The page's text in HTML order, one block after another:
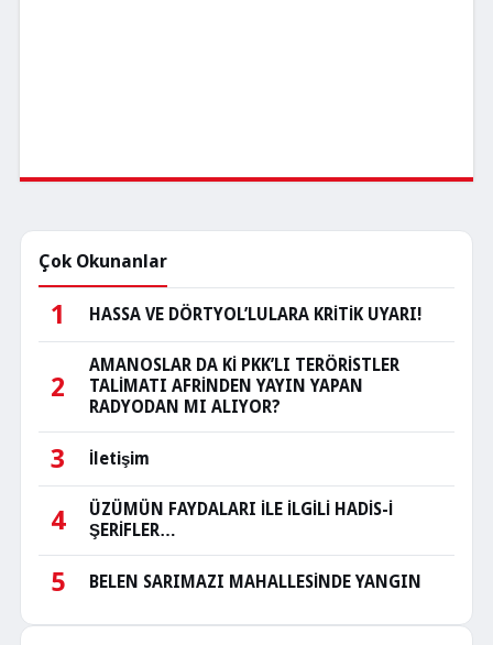
Çok Okunanlar
1 HASSA VE DÖRTYOL’LULARA KRİTİK UYARI!
2
AMANOSLAR DA Kİ PKK’LI TERÖRİSTLER
TALİMATI AFRİNDEN YAYIN YAPAN
RADYODAN MI ALIYOR?
3 İletişim
4
ÜZÜMÜN FAYDALARI İLE İLGİLİ HADİS-İ
ŞERİFLER…
5 BELEN SARIMAZI MAHALLESİNDE YANGIN